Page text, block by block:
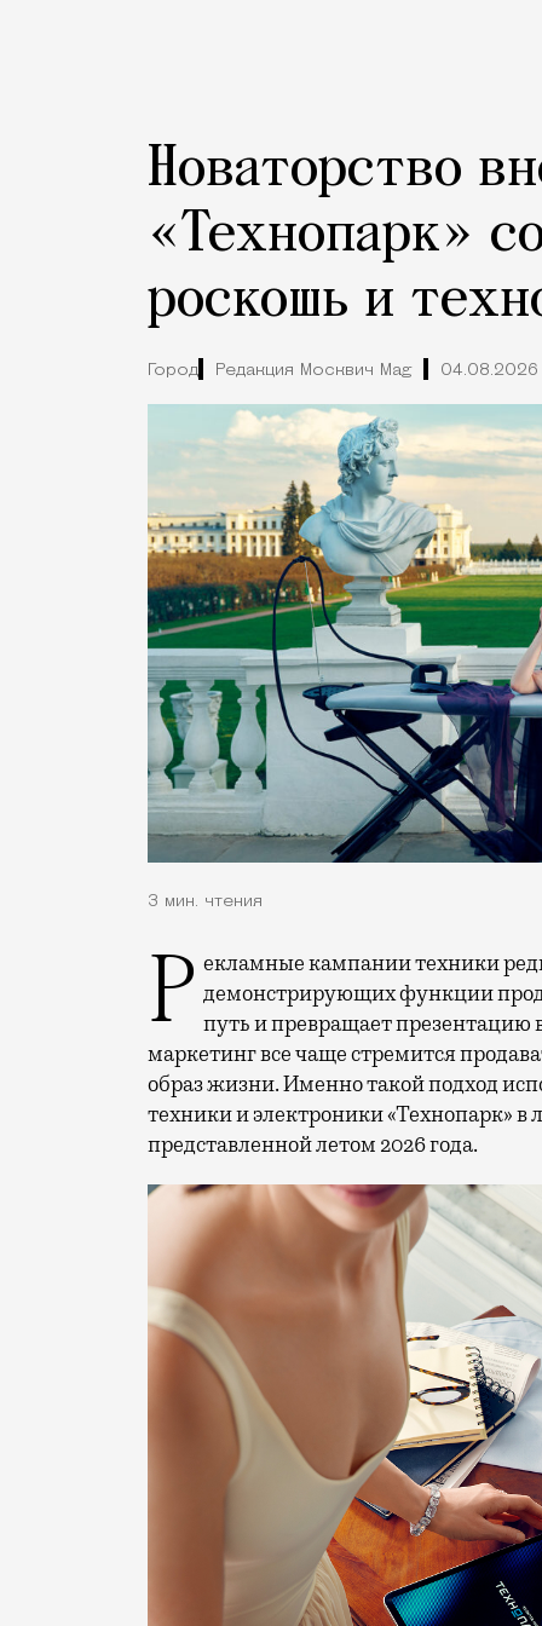
Новаторство
«Технопарк»
роскошь и
Город Редакция Москвич Mag 04.08.2026
3 мин. чтения
Рекламные кампании техники редко выходят за рамки привычных съемок, демонстрирующих функции
путь и превращает презентацию
маркетинг все чаще стремится
образ жизни. Именно такой подход
техники и электроники «Технопарк»
представленной летом 2026 года.